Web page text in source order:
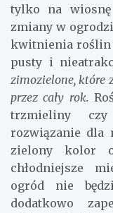
tylko na
zmiany w
kwitnienia roślin
pusty i
zimozielone, które
przez cały rok.
trzmieliny
rozwiązanie dla
zielony kolor
chłodniejsze
ogród nie
dodatkowo